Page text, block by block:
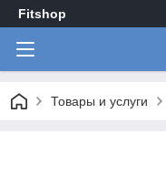
Fitshop
Товары и услуги